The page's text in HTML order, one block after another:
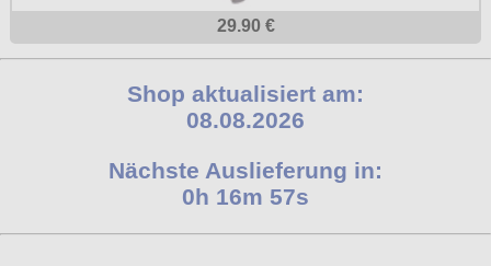
29.90 €
Shop aktualisiert am:
08.08.2026
Nächste Auslieferung in:
0h 16m 56s